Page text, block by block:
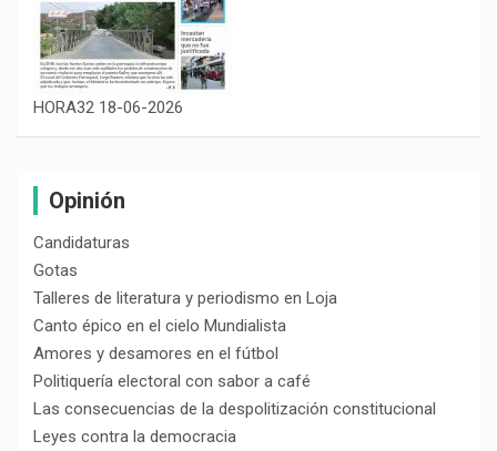
HORA32 18-06-2026
Opinión
Candidaturas
Gotas
Talleres de literatura y periodismo en Loja
Canto épico en el cielo Mundialista
Amores y desamores en el fútbol
Politiquería electoral con sabor a café
Las consecuencias de la despolitización constitucional
Leyes contra la democracia